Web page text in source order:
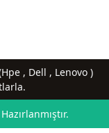
, Dell , Lenovo )